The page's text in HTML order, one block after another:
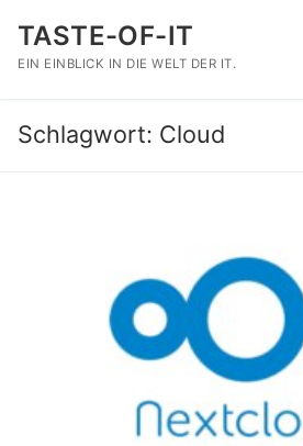
Inhalt
springen
TASTE-OF-IT
EIN EINBLICK IN DIE WELT DER IT.
Schlagwort: Cloud